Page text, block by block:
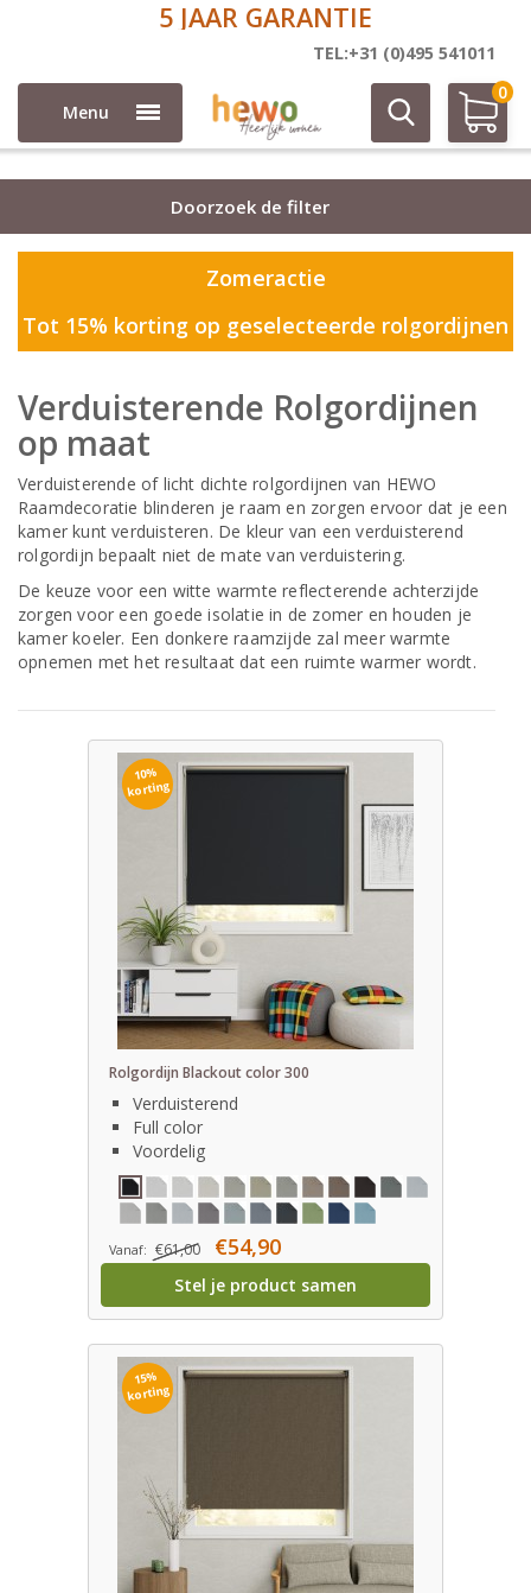
5 JAAR GARANTIE
TEL:+31 (0)495 541011
Menu
0
Rolgordijnen
Doorzoek de filter
Zomeractie
Tot 15% korting op geselecteerde rolgordijnen
Verduisterende Rolgordijnen
op maat
Verduisterende of licht dichte rolgordijnen van HEWO
Raamdecoratie blinderen je raam en zorgen ervoor dat je een
kamer kunt verduisteren. De kleur van een verduisterend
rolgordijn bepaalt niet de mate van verduistering.
De keuze voor een witte warmte reflecterende achterzijde
zorgen voor een goede isolatie in de zomer en houden je
kamer koeler. Een donkere raamzijde zal meer warmte
opnemen met het resultaat dat een ruimte warmer wordt.
10%
korting
Rolgordijn Blackout color 300
Verduisterend
Full color
Voordelig
Vanaf: €61,00 €54,90
Stel je product samen
15%
korting